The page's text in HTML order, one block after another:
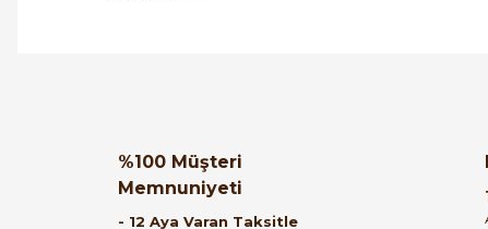
B... A... | 27/06/2026
%100 Müşteri
Memnuniyeti
- 12 Aya Varan Taksitle